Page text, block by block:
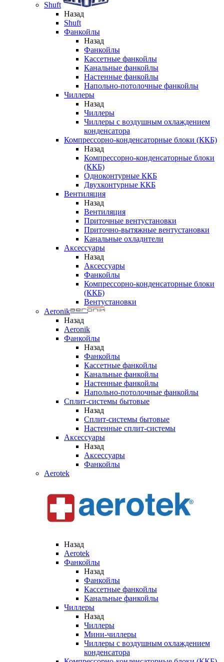
Shuft
Назад
Shuft
Фанкойлы
Назад
Фанкойлы
Кассетные фанкойлы
Канальные фанкойлы
Настенные фанкойлы
Напольно-потолочные фанкойлы
Чиллеры
Назад
Чиллеры
Чиллеры с воздушным охлаждением
конденсатора
Компрессорно-конденсаторные блоки (ККБ)
Назад
Компрессорно-конденсаторные блоки
(ККБ)
Одноконтурные ККБ
Двухконтурные ККБ
Вентиляция
Назад
Вентиляция
Приточные вентустановки
Приточно-вытяжные вентустановки
Канальные охладители
Аксессуары
Назад
Аксессуары
Фанкойлы
Компрессорно-конденсаторные блоки
(ККБ)
Вентустановки
Aeronik
Назад
Aeronik
Фанкойлы
Назад
Фанкойлы
Кассетные фанкойлы
Канальные фанкойлы
Настенные фанкойлы
Напольно-потолочные фанкойлы
Сплит-системы бытовые
Назад
Сплит-системы бытовые
Настенные сплит-системы
Аксессуары
Назад
Аксессуары
Фанкойлы
Aerotek
Назад
Aerotek
Фанкойлы
Назад
Фанкойлы
Кассетные фанкойлы
Канальные фанкойлы
Чиллеры
Назад
Чиллеры
Мини-чиллеры
Чиллеры с воздушным охлаждением
конденсатора